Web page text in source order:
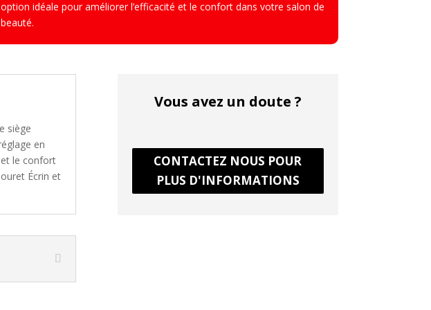
option idéale pour améliorer l’efficacité et le confort dans votre salon de
beauté.
siège
en
le confort
Écrin et
Vous avez un doute ?
CONTACTEZ NOUS POUR
PLUS D'INFORMATIONS